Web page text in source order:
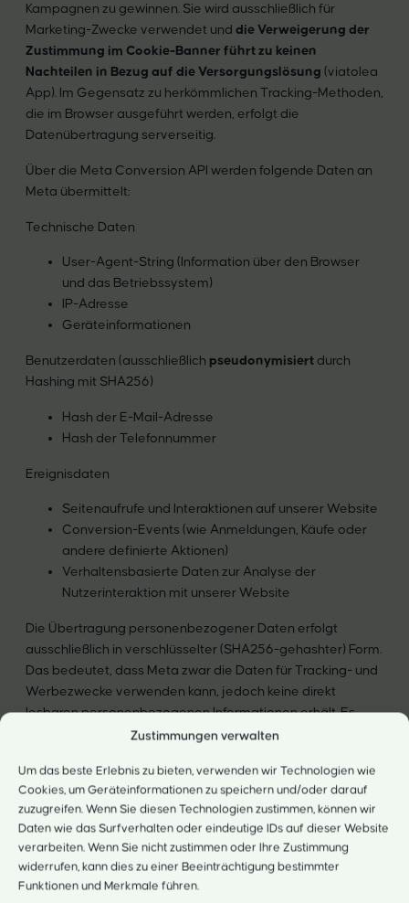
Zustimmungen verwalten
Um das beste Erlebnis zu bieten, verwenden wir Technologien wie
Cookies, um Geräteinformationen zu speichern und/oder darauf
zuzugreifen. Wenn Sie diesen Technologien zustimmen, können wir
Daten wie das Surfverhalten oder eindeutige IDs auf dieser Website
verarbeiten. Wenn Sie nicht zustimmen oder Ihre Zustimmung
widerrufen, kann dies zu einer Beeinträchtigung bestimmter
Funktionen und Merkmale führen.
Kampagnen zu gewinnen. Sie wird ausschließlich für
Marketing-Zwecke verwendet und die Verweigerung der
Zustimmung im Cookie-Banner führt zu keinen
Nachteilen in Bezug auf die Versorgungslösung (viatolea
App). Im Gegensatz zu herkömmlichen Tracking-Methoden,
die im Browser ausgeführt werden, erfolgt die
Datenübertragung serverseitig.
Über die Meta Conversion API werden folgende Daten an
Meta übermittelt:
Technische Daten
User-Agent-String (Information über den Browser
und das Betriebssystem)
IP-Adresse
Geräteinformationen
Benutzerdaten (ausschließlich pseudonymisiert durch
Hashing mit SHA256)
Hash der E-Mail-Adresse
Hash der Telefonnummer
Ereignisdaten
Seitenaufrufe und Interaktionen auf unserer Website
Conversion-Events (wie Anmeldungen, Käufe oder
andere definierte Aktionen)
Verhaltensbasierte Daten zur Analyse der
Nutzerinteraktion mit unserer Website
Die Übertragung personenbezogener Daten erfolgt
ausschließlich in verschlüsselter (SHA256-gehashter) Form.
Das bedeutet, dass Meta zwar die Daten für Tracking- und
Werbezwecke verwenden kann, jedoch keine direkt
lesbaren personenbezogenen Informationen erhält. Es
werden zu keinem Zeitpunkt Gesundheitsdaten an Meta
2. Rechtsgrundlage für die
Datenverarbeitung
Die Verarbeitung der personenbezogenen Daten über die
Meta Conversion API erfolgt ausschließlich auf Grundlage